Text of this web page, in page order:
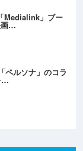
Medialink」ブー
画…
ペルソナ」のコラ
…